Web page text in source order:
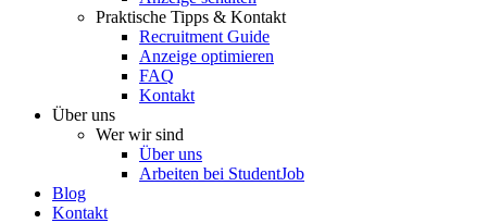
Praktische Tipps & Kontakt
Recruitment Guide
Anzeige optimieren
FAQ
Kontakt
Über uns
Wer wir sind
Über uns
Arbeiten bei StudentJob
Blog
Kontakt